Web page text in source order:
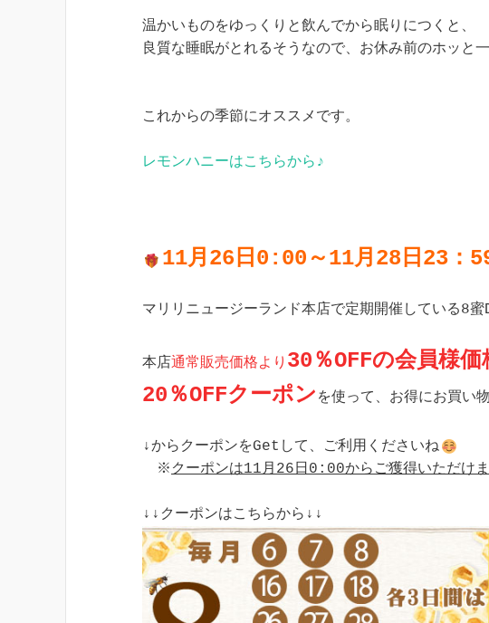
温かいものをゆっくりと飲んでから眠りにつくと、
良質な睡眠がとれるそうなので、お休み前のホッと
これからの季節にオススメです。
レモンハニーはこちらから♪
11月26日0:00～11月28日23：
マリリニュージーランド本店で定期開催している8蜜
本店通常販売価格より 30％OFFの会員様価
20％OFFクーポン を使って、お得にお買い
↓からクーポンをGetして、ご利用くださいね
※ クーポンは11月26日0:00からご獲得いただけ